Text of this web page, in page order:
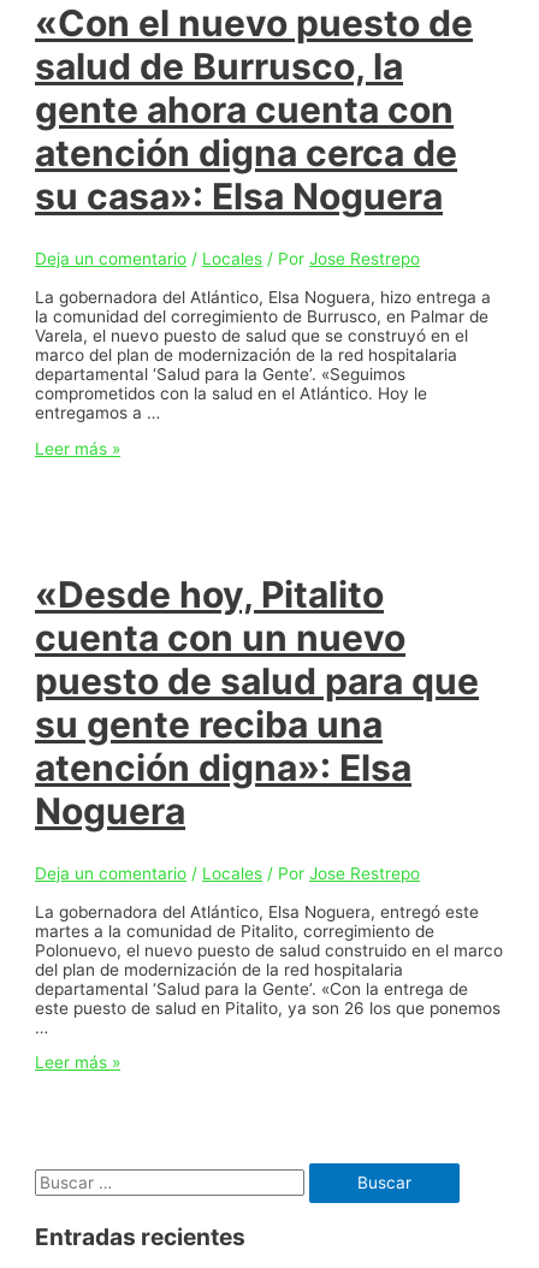
«Con el nuevo puesto de
salud de Burrusco, la
gente ahora cuenta con
atención digna cerca de
su casa»: Elsa Noguera
Deja un comentario / Locales / PorJose Restrepo
La gobernadora del Atlántico, Elsa Noguera, hizo entrega a
la comunidad del corregimiento de Burrusco, en Palmar de
Varela, el nuevo puesto de salud que se construyó en el
marco del plan de modernización de la red hospitalaria
departamental ‘Salud para la Gente’. «Seguimos
comprometidos con la salud en el Atlántico. Hoy le
entregamos a …
«Con
Burrusco,
la
ahora
cuenta
con
atención
digna
cerca
su
casa»:
Elsa
Noguera
Leer más »
«Desde hoy, Pitalito
cuenta con un nuevo
puesto de salud para que
su gente reciba una
atención digna»: Elsa
Noguera
Deja un comentario / Locales / PorJose Restrepo
La gobernadora del Atlántico, Elsa Noguera, entregó este
martes a la comunidad de Pitalito, corregimiento de
Polonuevo, el nuevo puesto de salud construido en el marco
del plan de modernización de la red hospitalaria
departamental ‘Salud para la Gente’. «Con la entrega de
este puesto de salud en Pitalito, ya son 26 los que ponemos
…
«Desde
nuevo
puesto
salud
Leer más »
Buscar:
Entradas recientes